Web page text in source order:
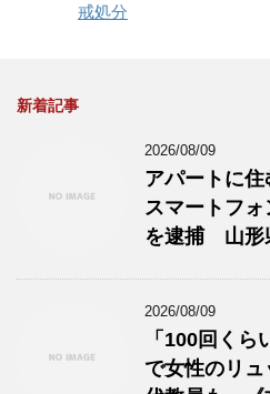
戒処分
新着記事
2026/08/09
アパートに
スマートフ
を逮捕 山形
2026/08/09
「100回く
で女性のリ